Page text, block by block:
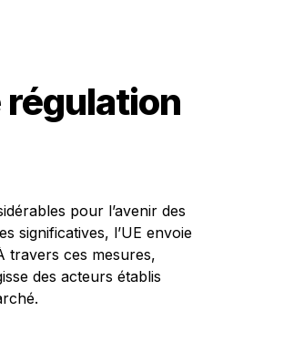
régulation
pour l’avenir des
significatives, l’UE envoie
travers ces mesures,
des acteurs établis